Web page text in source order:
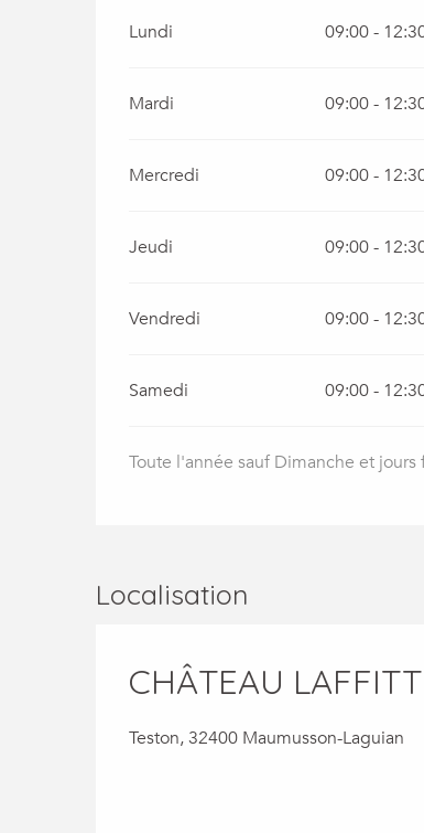
Lundi 09:00 -
Mardi 09:00 -
Mercredi 09:00 -
Jeudi 09:00 -
Vendredi 09:00 -
Samedi 09:00 -
Toute l'année sauf Dimanche et jours
Localisation
CHÂTEAU
Teston, 32400 Maumusson-Laguian